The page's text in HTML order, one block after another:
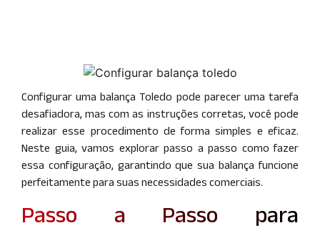
Configurar uma balança Toledo pode parecer uma tarefa
desafiadora, mas com as instruções corretas, você pode
realizar esse procedimento de forma simples e eficaz.
Neste guia, vamos explorar passo a passo como fazer
essa configuração, garantindo que sua balança funcione
perfeitamente para suas necessidades comerciais.
Passo a Passo para